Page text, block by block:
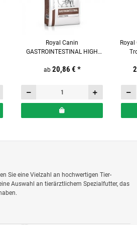
Royal Canin
GASTROINTESTINAL HIGH
ab 20,86 € *
Royal
Sie eine Vielzahl an hochwertigen Tier-
Auswahl an tierärztlichem Spezialfutter, das